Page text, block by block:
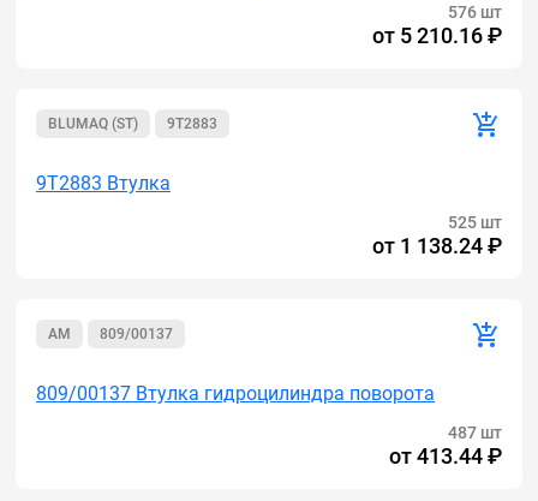
576 шт
от 5 210.16 ₽
BLUMAQ (ST) 9T2883
9T2883 Втулка
525 шт
от 1 138.24 ₽
AM 809/00137
809/00137 Втулка гидроцилиндра поворота
487 шт
от413.44 ₽